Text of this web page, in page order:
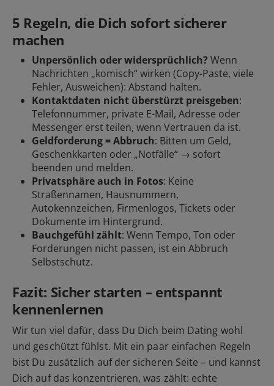
5 Regeln, die Dich sofort sicherer
machen
Unpersönlich oder widersprüchlich? Wenn
Nachrichten „komisch“ wirken (Copy-Paste, viele
Fehler, Ausweichen): Abstand halten.
Kontaktdaten nicht überstürzt preisgeben:
Telefonnummer, private E-Mail, Adresse oder
Messenger erst teilen, wenn Vertrauen da ist.
Geldforderung = Abbruch: Bitten um Geld,
Geschenkkarten oder „Notfälle“ → sofort
beenden und melden.
Privatsphäre auch in Fotos: Keine
Straßennamen, Hausnummern,
Autokennzeichen, Firmenlogos, Tickets oder
Dokumente im Hintergrund.
Bauchgefühl zählt: Wenn Tempo, Ton oder
Forderungen nicht passen, ist ein Abbruch
Selbstschutz.
Fazit: Sicher starten – entspannt
kennenlernen
Wir tun viel dafür, dass Du Dich beim Dating wohl
und geschützt fühlst. Mit ein paar einfachen Regeln
bist Du zusätzlich auf der sicheren Seite – und kannst
Dich auf das konzentrieren, was zählt: echte